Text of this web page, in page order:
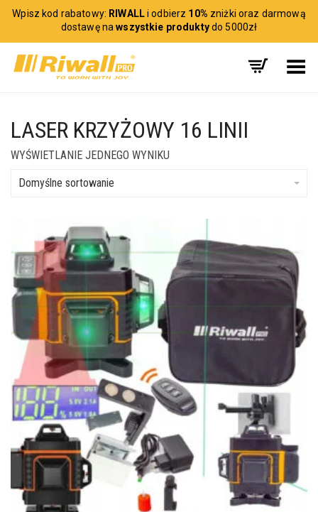
Wpisz kod rabatowy: RIWALLi odbierz 10% zniżki oraz darmową
dostawę nawszystkie produktydo 5000zł
Toggle Menu
LASER KRZYŻOWY 16 LINII
WYŚWIETLANIE JEDNEGO WYNIKU
Domyślne sortowanie